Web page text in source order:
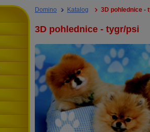
Domino Katalog 3D pohlednice -
3D pohlednice - tygr/psi